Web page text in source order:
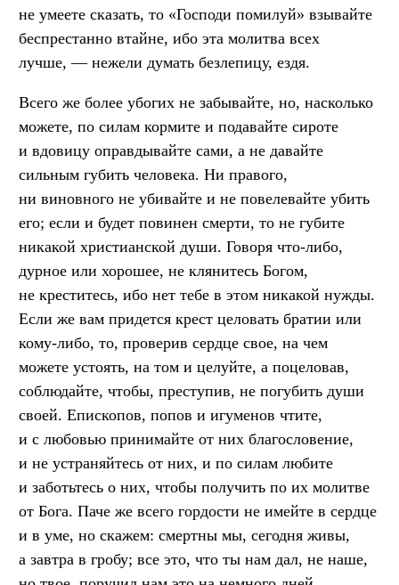
не умеете сказать, то «Господи помилуй» взывайте
беспрестанно втайне, ибо эта молитва всех
лучше, — нежели думать безлепицу, ездя.
Всего же более убогих не забывайте, но, насколько
можете, по силам кормите и подавайте сироте
и вдовицу оправдывайте сами, а не давайте
сильным губить человека. Ни правого,
ни виновного не убивайте и не повелевайте убить
его; если и будет повинен смерти, то не губите
никакой христианской души. Говоря что-либо,
дурное или хорошее, не клянитесь Богом,
не креститесь, ибо нет тебе в этом никакой нужды.
Если же вам придется крест целовать братии или
кому-либо, то, проверив сердце свое, на чем
можете устоять, на том и целуйте, а поцеловав,
соблюдайте, чтобы, преступив, не погубить души
своей. Епископов, попов и игуменов чтите,
и с любовью принимайте от них благословение,
и не устраняйтесь от них, и по силам любите
и заботьтесь о них, чтобы получить по их молитве
от Бога. Паче же всего гордости не имейте в сердце
и в уме, но скажем: смертны мы, сегодня живы,
а завтра в гробу; все это, что ты нам дал, не наше,